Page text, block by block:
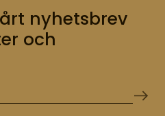
nyhetsbrev
och